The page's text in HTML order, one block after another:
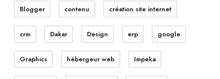
Blogger contenu création site internet
crm Dakar Design erp google
Graphics hébergeur web Impeka